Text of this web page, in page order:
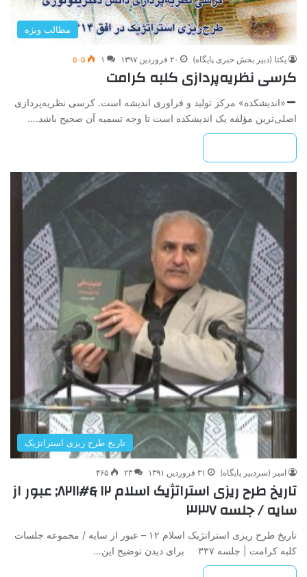
مطالب ویژه
یکتا (دبیر بخش خبری پایگاه) ۲۰ فروردین ۱۳۹۷ ۱ ۵۰۵
کرسی نظریه‌پردازی کلبه کرامت
«اندیشکده» مرکز تولید و فراوری اندیشه است. کرسی نظریه‌پردازی
اصلی‌ترین مؤلفه یک اندیشکده است تا وجه تسمیه آن صحیح باشد.…
تاریخ طرح ریزی استراتژیک
امیر (سردبیر پایگاه) ۳۱ فروردین ۱۳۹۱ ۲۳ ۴۶۵
تاریخ طرح ریزی استراتژیک اسلام ۱۲ &#۸۲۱۱; عبور از
سایه / جلسه ۳۳۷
تاریخ طرح ریزی استراتژیک اسلام ۱۲ – عبور از سایه / مجموعه جلسات
کلبه کرامت | جلسه ۳۳۷ برای دیدن توضیح این…